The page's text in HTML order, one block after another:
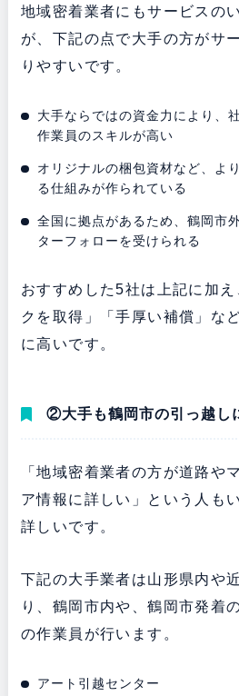
地域密着業者にもサービスの
が、下記の点で大手の方がサ
りやすいです。
大手ならではの資金力により、
作業員のスキルが高い
オリジナルの梱包資材など、よ
る仕組みが作られている
全国に拠点があるため、鶴岡市
ターフォローを受けられる
おすすめした5社は上記に加
クを取得」「手厚い補償」な
に高いです。
②大手も鶴岡市の引っ越し
「地域密着業者の方が道路や
ア情報に詳しい」という人も
詳しいです。
下記の大手業者は山形県内や
り、鶴岡市内や、鶴岡市発着
の作業員が行います。
アート引越センター